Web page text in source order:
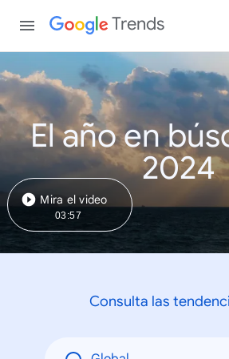
Trends
El año en
2024
Mira el video
03:57
Consulta las